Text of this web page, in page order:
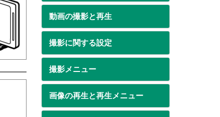
動画の撮影と再生
撮影に関する設定
撮影メニュー
画像の再生と再生メニュー